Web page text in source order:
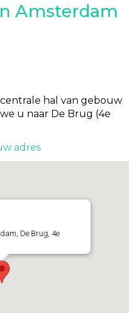
Amsterdam
hal van gebouw
u naar De Brug (4e
adres
De Brug, 4e